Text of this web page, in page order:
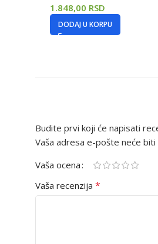
1.848,00 RSD
DODAJ U KORPU
Budite prvi koji će napisati
Vaša adresa e-pošte neće biti
Vaša ocena
Vaša recenzija *